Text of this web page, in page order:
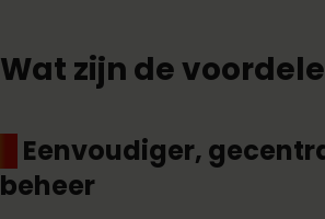
Wat zijn de
Eenvoudiger,
beheer